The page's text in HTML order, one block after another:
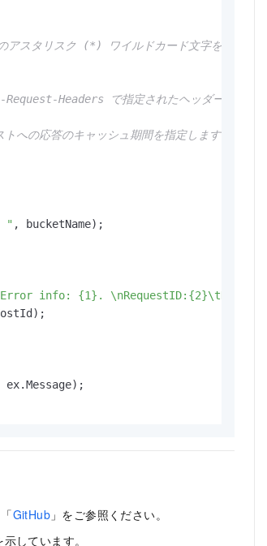
リスク (*) ワイルドカード文字をサポートし
Headers で指定されたヘッダーを許可す
の応答のキャッシュ期間を指定します。単位：
" , bucketName);
info: {1}.
ex.Message);
GitHub 」をご参照ください。
しています。